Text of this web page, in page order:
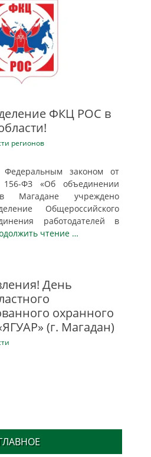
ФКЦ РОС в
регионов
Федеральным законом от
ФЗ «Об объединении
в Магадане учреждено
Общероссийского
работодателей в
чтение …
День
охранного
(г. Магадан)